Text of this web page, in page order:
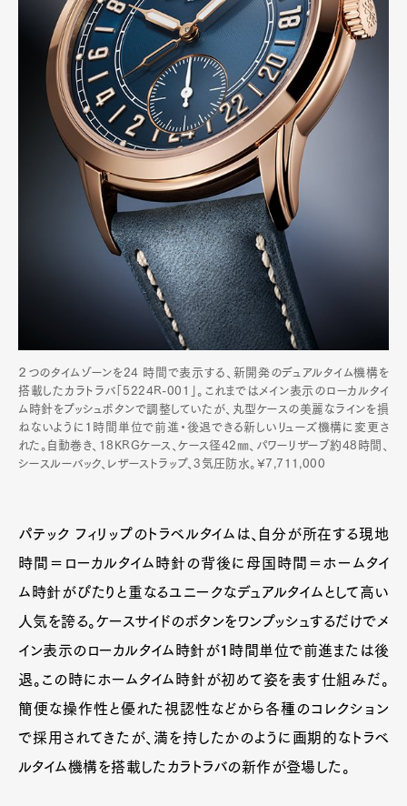
２つのタイムゾーンを24 時間で表示する、新開発のデュアルタイム機構を
搭載したカラトラバ「5224R-001」。これまではメイン表示のローカルタイ
ム時針をプッシュボタンで調整していたが、丸型ケースの美麗なラインを損
ねないように１時間単位で前進・後退できる新しいリューズ機構に変更さ
れた。自動巻き、18KRGケース、ケース径42㎜、パワーリザーブ約48時間、
シースルーバック、レザーストラップ、3気圧防水。¥7,711,000
パテック フィリップのトラベルタイムは、自分が所在する現地
時間＝ローカルタイム時針の背後に母国時間＝ホームタイ
ム時針がぴたりと重なるユニークなデュアルタイムとして高い
人気を誇る。ケースサイドのボタンをワンプッシュするだけでメ
イン表示のローカルタイム時針が１時間単位で前進または後
退。この時にホームタイム時針が初めて姿を表す仕組みだ。
簡便な操作性と優れた視認性などから各種のコレクション
で採用されてきたが、満を持したかのように画期的なトラベ
ルタイム機構を搭載したカラトラバの新作が登場した。